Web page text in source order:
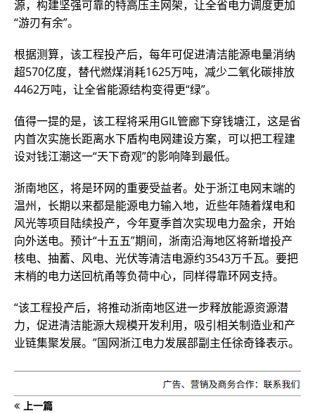
源，构建坚强可靠的特高压主网架，让全省电力调度更加
“游刃有余”。
根据测算，该工程投产后，每年可促进清洁能源电量消纳
超570亿度，替代燃煤消耗1625万吨，减少二氧化碳排放
4462万吨，让全省能源结构变得更“绿”。
值得一提的是，该工程将采用GIL管廊下穿钱塘江，这是省
内首次实施长距离水下盾构电网建设方案，可以把工程建
设对钱江潮这一“天下奇观”的影响降到最低。
浙南地区，将是环网的重要受益者。处于浙江电网末端的
温州，长期以来都是能源电力输入地，近些年随着煤电和
风光等项目陆续投产，今年夏季首次实现电力盈余，开始
向外送电。预计“十五五”期间，浙南沿海地区将新增投产
核电、抽蓄、风电、光伏等清洁电源约3543万千瓦。要把
末梢的电力送回杭甬等负荷中心，同样得靠环网支持。
“该工程投产后，将推动浙南地区进一步释放能源资源潜
力，促进清洁能源大规模开发利用，吸引相关制造业和产
业链集聚发展。”国网浙江电力发展部副主任徐奇锋表示。
上一篇